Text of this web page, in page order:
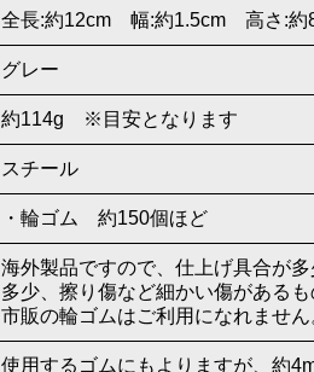
全長:約12cm 幅:約1.5cm 高さ:
グレー
約114g ※目安となります
スチール
・輪ゴム 約150個ほど
海外製品ですので、仕上げ具合が多
多少、擦り傷など細かい傷があるも
市販の輪ゴムはご利用になれません
使用するゴムにもよりますが、約